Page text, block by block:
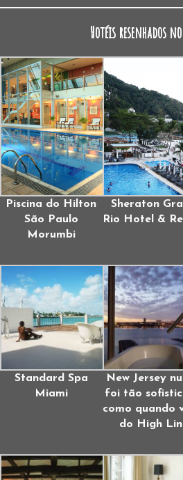
Hotéis resenhados
Piscina do Hilton
São Paulo
Morumbi
Sheraton
Rio Hotel &
Standard Spa
Miami
New Jersey
foi tão
como quando
do High